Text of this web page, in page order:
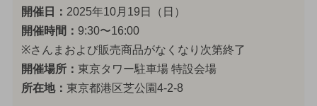
開催日： 2025年10月19日（日）
開催時間： 9:30〜16:00
※さんまおよび販売商品がなくなり次第終了
開催場所： 東京タワー駐車場 特設会場
所在地： 東京都港区芝公園4-2-8